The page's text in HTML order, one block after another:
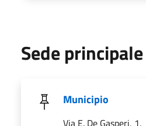
Sede principale
Municipio
Via E. De Gasperi, 1,